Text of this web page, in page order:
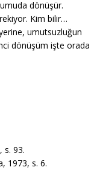
dönüşür.
Kim bilir…
umutsuzluğun
dönüşüm işte orada
s. 93.
1973, s. 6.